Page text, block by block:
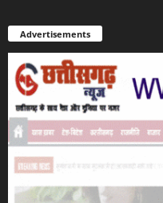
Advertisements